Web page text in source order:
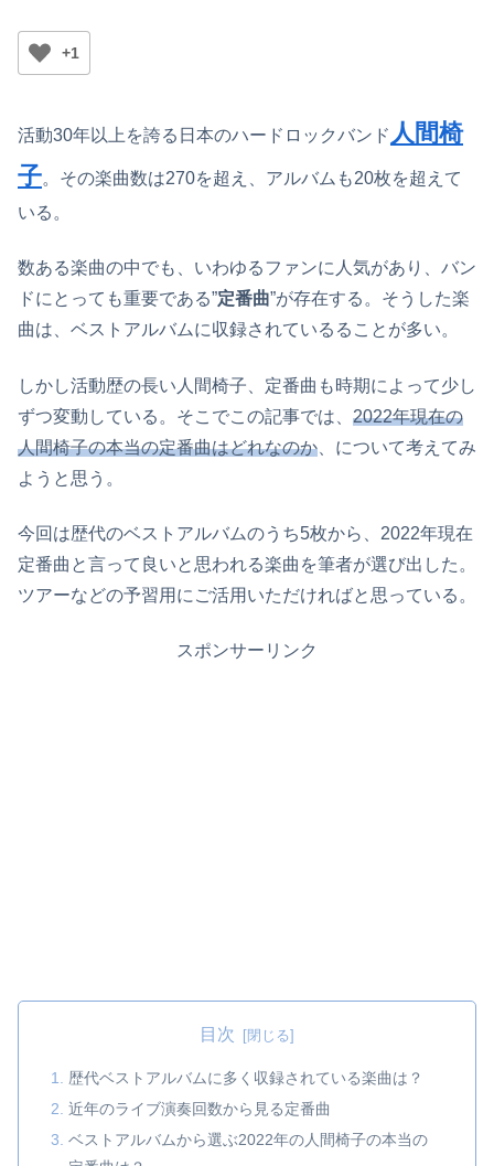
+1
活動30年以上を誇る日本のハードロックバンド 人間椅
子。その楽曲数は270を超え、アルバムも20枚を超えて
いる。
数ある楽曲の中でも、いわゆるファンに人気があり、バン
ドにとっても重要である”定番曲”が存在する。そうした楽
曲は、ベストアルバムに収録されているることが多い。
しかし活動歴の長い人間椅子、定番曲も時期によって少し
ずつ変動している。そこでこの記事では、 2022年現在の
人間椅子の本当の定番曲はどれなのか 、について考えてみ
ようと思う。
今回は歴代のベストアルバムのうち5枚から、2022年現在
定番曲と言って良いと思われる楽曲を筆者が選び出した。
ツアーなどの予習用にご活用いただければと思っている。
スポンサーリンク
目次
歴代ベストアルバムに多く収録されている楽曲は？
近年のライブ演奏回数から見る定番曲
ベストアルバムから選ぶ2022年の人間椅子の本当の